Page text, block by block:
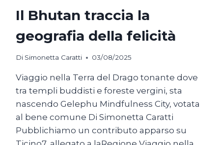
Il Bhutan traccia la
geografia della felicità
Di Simonetta Caratti 03/08/2025
Viaggio nella Terra del Drago tonante dove
tra templi buddisti e foreste vergini, sta
nascendo Gelephu Mindfulness City, votata
al bene comune Di Simonetta Caratti
Pubblichiamo un contributo apparso su